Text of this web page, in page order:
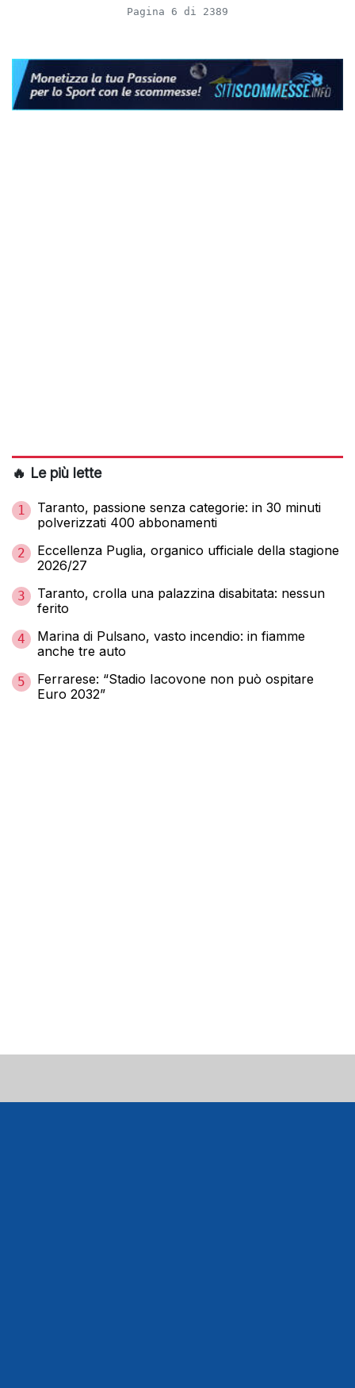
Pagina 6 di 2389
🔥 Le più lette
1
Taranto, passione senza categorie: in 30 minuti
polverizzati 400 abbonamenti
2
Eccellenza Puglia, organico ufficiale della stagione
2026/27
3
Taranto, crolla una palazzina disabitata: nessun
ferito
4
Marina di Pulsano, vasto incendio: in fiamme
anche tre auto
5
Ferrarese: “Stadio Iacovone non può ospitare
Euro 2032”